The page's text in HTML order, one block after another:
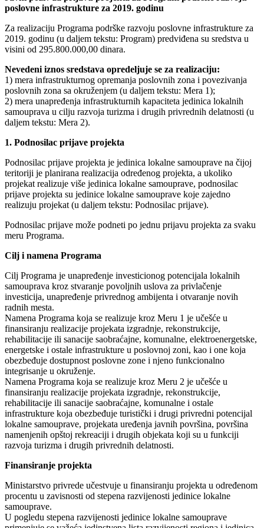
poslovne infrastrukture za 2019. godinu
Za realizaciju Programa podrške razvoju poslovne infrastrukture za
2019. godinu (u daljem tekstu: Program) predviđena su sredstva u
visini od 295.800.000,00 dinara.
Nevedeni iznos sredstava opredeljuje se za realizaciju:
1) mera infrastrukturnog opremanja poslovnih zona i povezivanja
poslovnih zona sa okruženjem (u daljem tekstu: Mera 1);
2) mera unapređenja infrastrukturnih kapaciteta jedinica lokalnih
samouprava u cilju razvoja turizma i drugih privrednih delatnosti (u
daljem tekstu: Mera 2).
1. Podnosilac prijave projekta
Podnosilac prijave projekta je jedinica lokalne samouprave na čijoj
teritoriji je planirana realizacija određenog projekta, a ukoliko
projekat realizuje više jedinica lokalne samouprave, podnosilac
prijave projekta su jedinice lokalne samouprave koje zajedno
realizuju projekat (u daljem tekstu: Podnosilac prijave).
Podnosilac prijave može podneti po jednu prijavu projekta za svaku
meru Programa.
Cilj i namena Programa
Cilj Programa je unapređenje investicionog potencijala lokalnih
samouprava kroz stvaranje povoljnih uslova za privlačenje
investicija, unapređenje privrednog ambijenta i otvaranje novih
radnih mesta.
Namena Programa koja se realizuje kroz Meru 1 je učešće u
finansiranju realizacije projekata izgradnje, rekonstrukcije,
rehabilitacije ili sanacije saobraćajne, komunalne, elektroenergetske,
energetske i ostale infrastrukture u poslovnoj zoni, kao i one koja
obezbeđuje dostupnost poslovne zone i njeno funkcionalno
integrisanje u okruženje.
Namena Programa koja se realizuje kroz Meru 2 je učešće u
finansiranju realizacije projekata izgradnje, rekonstrukcije,
rehabilitacije ili sanacije saobraćajne, komunalne i ostale
infrastrukture koja obezbeđuje turistički i drugi privredni potencijal
lokalne samouprave, projekata uređenja javnih površina, površina
namenjenih opštoj rekreaciji i drugih objekata koji su u funkciji
razvoja turizma i drugih privrednih delatnosti.
Finansiranje projekta
Ministarstvo privrede učestvuje u finansiranju projekta u određenom
procentu u zavisnosti od stepena razvijenosti jedinice lokalne
samouprave.
U pogledu stepena razvijenosti jedinice lokalne samouprave